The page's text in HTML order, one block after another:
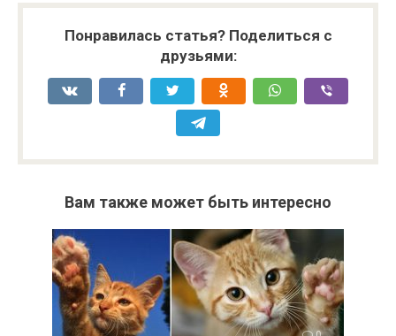
Понравилась статья? Поделиться с
друзьями:
Вам также может быть интересно